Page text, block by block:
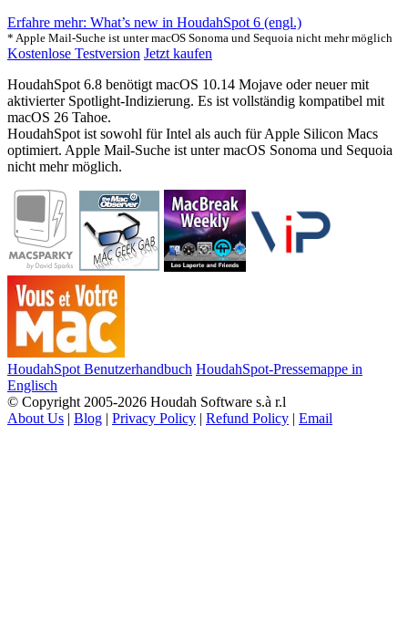
Erfahre mehr: What’s new in HoudahSpot 6 (engl.)
* Apple Mail-Suche ist unter macOS Sonoma und Sequoia nicht mehr möglich
Kostenlose Testversion Jetzt kaufen
HoudahSpot 6.8 benötigt macOS 10.14 Mojave oder neuer mit
aktivierter Spotlight-Indizierung. Es ist vollständig kompatibel mit
macOS 26 Tahoe.
HoudahSpot ist sowohl für Intel als auch für Apple Silicon Macs
optimiert. Apple Mail-Suche ist unter macOS Sonoma und Sequoia
nicht mehr möglich.
HoudahSpot Benutzerhandbuch HoudahSpot-Pressemappe in
Englisch
© Copyright 2005-2026 Houdah Software s.à r.l
About Us | Blog | Privacy Policy | Refund Policy | Email